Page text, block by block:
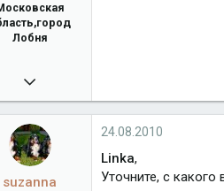
Лобня
16.11.2008
322
suzanna
24.08.2010
Linka,
Уточните, с